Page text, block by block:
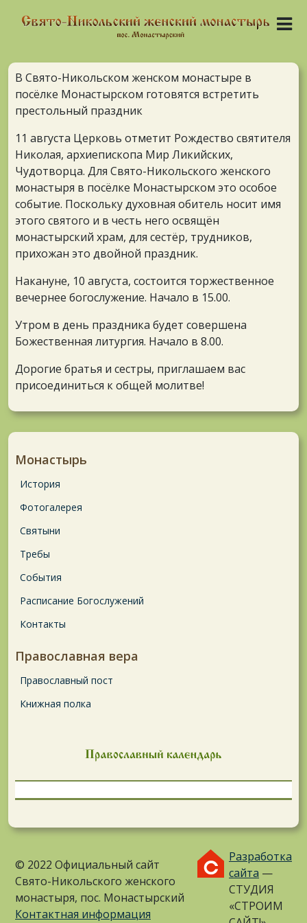
В Свято-Никольском женском монастыре в
посёлке Монастырском готовятся встретить
престольный праздник
11 августа Церковь отметит Рождество святителя
Николая, архиепископа Мир Ликийских,
Чудотворца. Для Свято-Никольского женского
монастыря в посёлке Монастырском это особое
событие. Поскольку духовная обитель носит имя
этого святого и в честь него освящён
монастырский храм, для сестёр, трудников,
прихожан это двойной праздник.
Накануне, 10 августа, состоится торжественное
вечернее богослужение. Начало в 15.00.
Утром в день праздника будет совершена
Божественная литургия. Начало в 8.00.
Дорогие братья и сестры, приглашаем вас
присоединиться к общей молитве!
Монастырь
История
Фотогалерея
Святыни
Требы
События
Расписание Богослужений
Контакты
Православная вера
Православный пост
Книжная полка
© 2022 Официальный сайт
Свято-Никольского женского
монастыря, пос. Монастырский
Контактная информация
Разработка
сайта —
СТУДИЯ
«СТРОИМ